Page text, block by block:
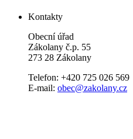
Kontakty
Obecní úřad
Zákolany č.p. 55
273 28 Zákolany
Telefon: +420 725 026 569
E-mail: obec@zakolany.cz